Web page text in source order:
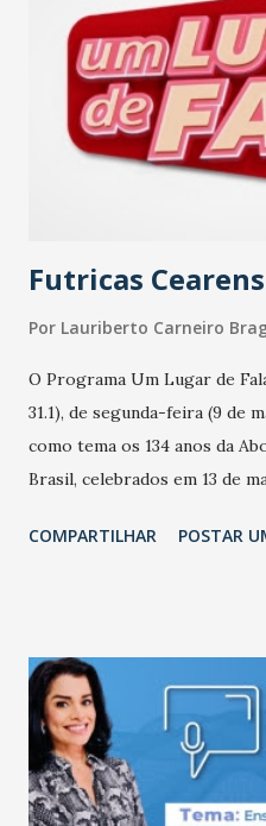
Aneel e aplicado pela Enel
pressionado a população e
dar apoio e mobilizar forças
apena todos os
advogado Leonardo
encontro entre a OAB-CE e
encontro contou com a
Futricas
Por Lauriberto Carneiro
O Programa Um Lugar de
31.1), de segunda-feira (9 de
como tema os 134 anos da
Brasil, celebrados em 13 de
possibilitou a perpetuação
nacional na luta e combate ao
igualdade, valorização,
negra. Além dele, a
Unificado do Ceará, Joelma
o debate conta com a
COMPARTILHAR POSTAR